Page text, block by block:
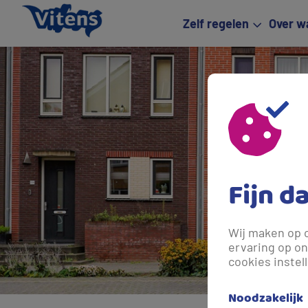
Zelf regelen Over
Fijn
Wij maken op
ervaring op
cookies
Noodzakelijk